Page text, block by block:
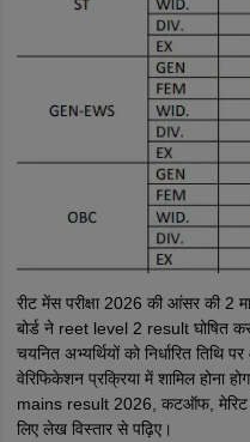
रीट मेंस परीक्षा 2026 की आंसर की 2
बोर्ड ने reet level 2 result घोषित
चयनित अभ्यर्थियों को निर्धारित
वेरिफिकेशन प्रक्रिया में शामिल
mains result 2026, कटऑफ,
लिए लेख विस्तार से पढ़िए।